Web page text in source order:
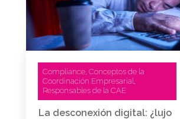
Compliance Conceptos de la
Coordinación Empresarial
Responsables de la CAE
La desconexión digital: ¿lujo